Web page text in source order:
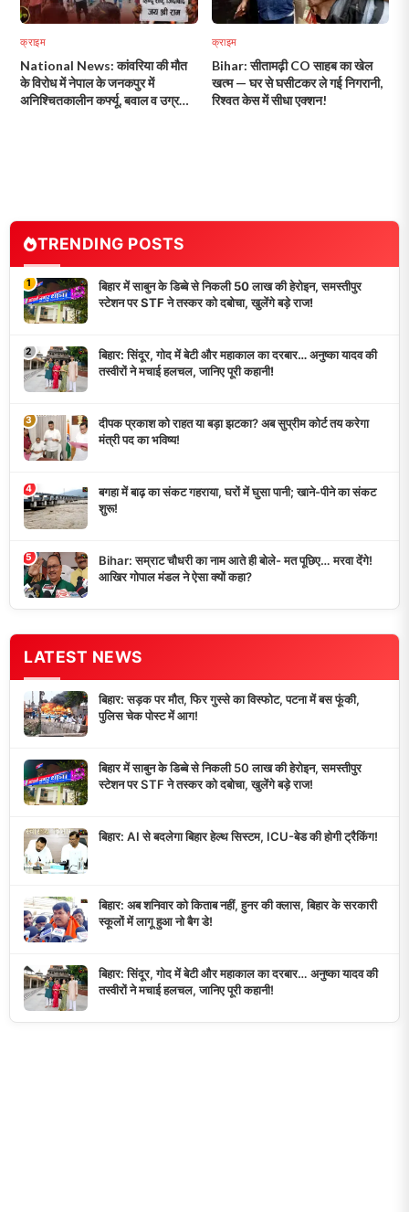
क्राइम
National News: कांवरिया की मौत
के विरोध में नेपाल के जनकपुर में
अनिश्चितकालीन कर्फ्यू, बवाल व उग्र
क्राइम
Bihar: सीतामढ़ी CO साहब का खेल
खत्म — घर से घसीटकर ले गई निगरानी,
रिश्वत केस में सीधा एक्शन!
TRENDING POSTS
1
बिहार में साबुन के डिब्बे से निकली 50 लाख की हेरोइन, समस्तीपुर
स्टेशन पर STF ने तस्कर को दबोचा, खुलेंगे बड़े राज!
2
बिहार: सिंदूर, गोद में बेटी और महाकाल का दरबार… अनुष्का यादव की
तस्वीरों ने मचाई हलचल, जानिए पूरी कहानी!
3
दीपक प्रकाश को राहत या बड़ा झटका? अब सुप्रीम कोर्ट तय करेगा
मंत्री पद का भविष्य!
4
बगहा में बाढ़ का संकट गहराया, घरों में घुसा पानी; खाने-पीने का संकट
शुरू!
5
Bihar: सम्राट चौधरी का नाम आते ही बोले- मत पूछिए… मरवा देंगे!
आखिर गोपाल मंडल ने ऐसा क्यों कहा?
LATEST NEWS
बिहार: सड़क पर मौत, फिर गुस्से का विस्फोट, पटना में बस फूंकी,
पुलिस चेक पोस्ट में आग!
बिहार में साबुन के डिब्बे से निकली 50 लाख की हेरोइन, समस्तीपुर
स्टेशन पर STF ने तस्कर को दबोचा, खुलेंगे बड़े राज!
बिहार: AI से बदलेगा बिहार हेल्थ सिस्टम, ICU-बेड की होगी ट्रैकिंग!
बिहार: अब शनिवार को किताब नहीं, हुनर की क्लास, बिहार के सरकारी
स्कूलों में लागू हुआ नो बैग डे!
बिहार: सिंदूर, गोद में बेटी और महाकाल का दरबार… अनुष्का यादव की
तस्वीरों ने मचाई हलचल, जानिए पूरी कहानी!